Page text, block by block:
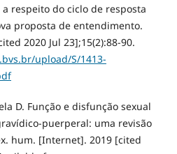
respeito do ciclo de resposta
proposta de entendimento.
2020 Jul 23];15(2):88-90.
upload/S/1413-
D. Função e disfunção sexual
puerperal: uma revisão
hum. [Internet]. 2019 [cited